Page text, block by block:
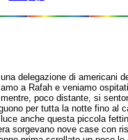
una delegazione di
a Rafah e veniamo
poco distante, si
per tutta la notte fino al
anche questa piccola
sorgevano nove case con